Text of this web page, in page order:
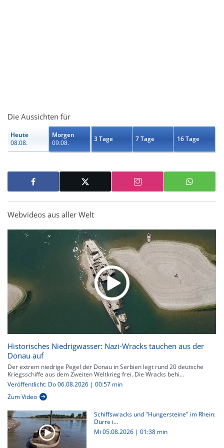
Die Aussichten für
Heute
08.08.
Morgen
09.08.
3 Tage 7 Tage 16 Tage
Webvideos aus aller Welt
Historisches Niedrigwasser: Nazi-Wracks tauchen aus der
Donau auf
Der extrem niedrige Pegel der Donau in Serbien legt rund 20 deutsche
Kriegsschiffe aus dem Zweiten Weltkrieg frei. Die Wracks behi...
Veröffentlicht: Do 06.08.2026 | 00:57 min
Zum Video
Schiffswracks und "Hungersteine" im Rhein:
Dürre i...
Mi 05.08.2026 | 01:38 min